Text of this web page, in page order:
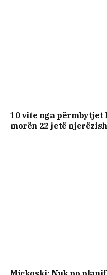
10 vite nga përmbytjet
morën 22 jetë njerëzish